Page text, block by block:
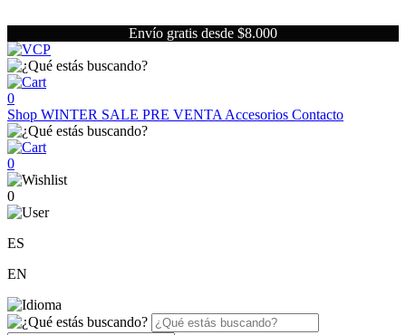
Envío gratis desde $8.000
0
Shop WINTER SALE PRE VENTA Accesorios Contacto
0
0
ES
EN